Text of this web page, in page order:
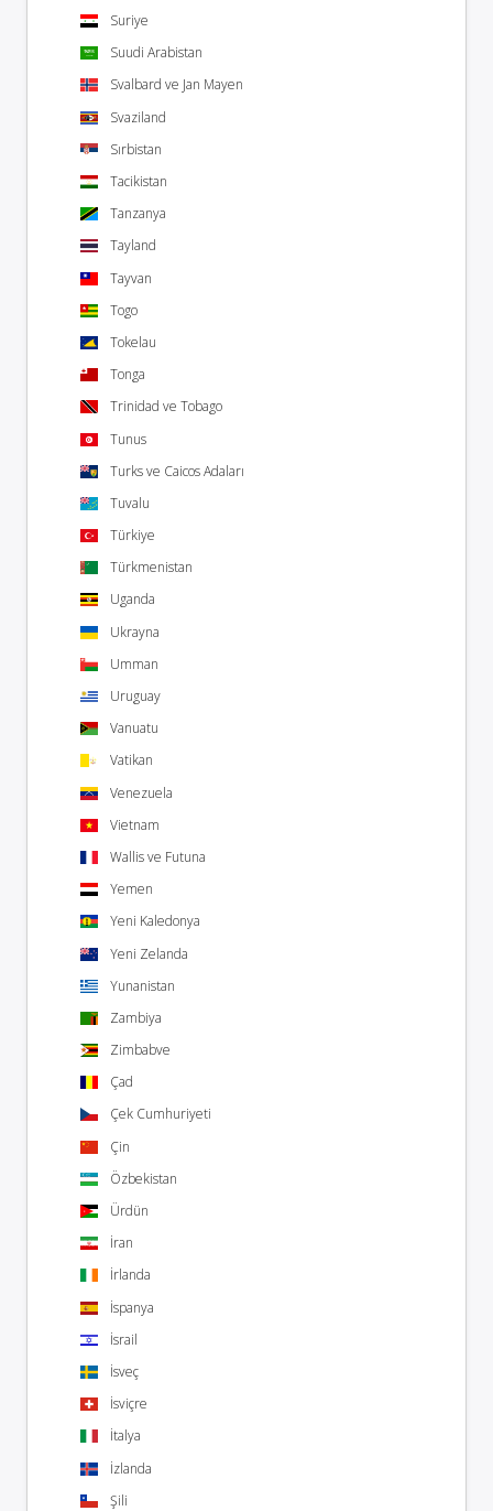
Suriye
Suudi Arabistan
Svalbard ve Jan Mayen
Svaziland
Sırbistan
Tacikistan
Tanzanya
Tayland
Tayvan
Togo
Tokelau
Tonga
Trinidad ve Tobago
Tunus
Turks ve Caicos Adaları
Tuvalu
Türkiye
Türkmenistan
Uganda
Ukrayna
Umman
Uruguay
Vanuatu
Vatikan
Venezuela
Vietnam
Wallis ve Futuna
Yemen
Yeni Kaledonya
Yeni Zelanda
Yunanistan
Zambiya
Zimbabve
Çad
Çek Cumhuriyeti
Çin
Özbekistan
Ürdün
İran
İrlanda
İspanya
İsrail
İsveç
İsviçre
İtalya
İzlanda
Şili